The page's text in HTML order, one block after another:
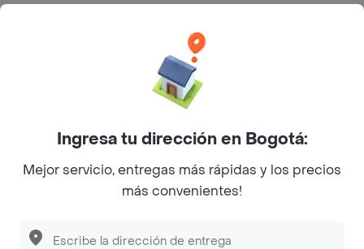
Luisa Postres
Top Marcas y Cadenas de Restaurantes
Encuéntranos en estos países
Ingresa tu dirección en Bogotá:
Mejor servicio, entregas más rápidas y los precios
más convenientes!